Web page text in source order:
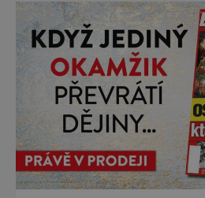
Můstek si dodnes
charakter, klid a zvláštní
šumavských hřebenů,